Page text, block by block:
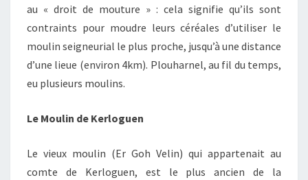
au « droit de mouture » : cela signifie qu’ils sont
contraints pour moudre leurs céréales d’utiliser le
moulin seigneurial le plus proche, jusqu’à une distance
d’une lieue (environ 4km). Plouharnel, au fil du temps,
eu plusieurs moulins.
Le Moulin de Kerloguen
Le vieux moulin (Er Goh Velin) qui appartenait au
comte de Kerloguen, est le plus ancien de la